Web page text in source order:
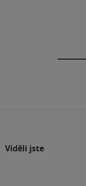
Viděli jste